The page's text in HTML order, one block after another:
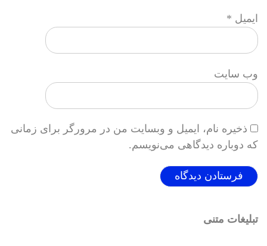
ایمیل *
وب‌ سایت
ذخیره نام، ایمیل و وبسایت من در مرورگر برای زمانی
که دوباره دیدگاهی می‌نویسم.
تبلیغات متنی